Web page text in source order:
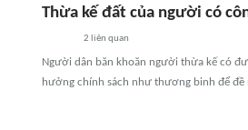
Thừa kế đất của người có
2 liên quan
Người dân băn khoăn người thừa kế có
hưởng chính sách như thương binh để